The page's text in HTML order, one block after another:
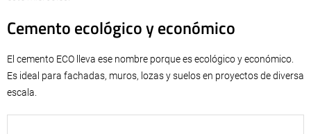
Cemento ecológico y económico
El cemento ECO lleva ese nombre porque es ecológico y económico.
Es ideal para fachadas, muros, lozas y suelos en proyectos de diversa
escala.